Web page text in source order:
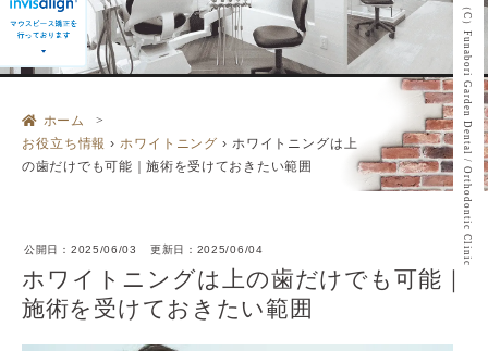
（C）Funabori Garden Dental / Orthodontic Clinic
ホーム
お役立ち情報 › ホワイトニング › ホワイトニングは上
の歯だけでも可能｜施術を受けておきたい範囲
公開日： 2025/06/03 更新日： 2025/06/04
ホワイトニングは上の歯だけでも可能｜
施術を受けておきたい範囲